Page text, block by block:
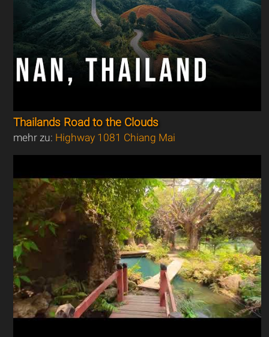
Thailands Road to the Clouds
mehr zu: Highway 1081 Chiang Mai